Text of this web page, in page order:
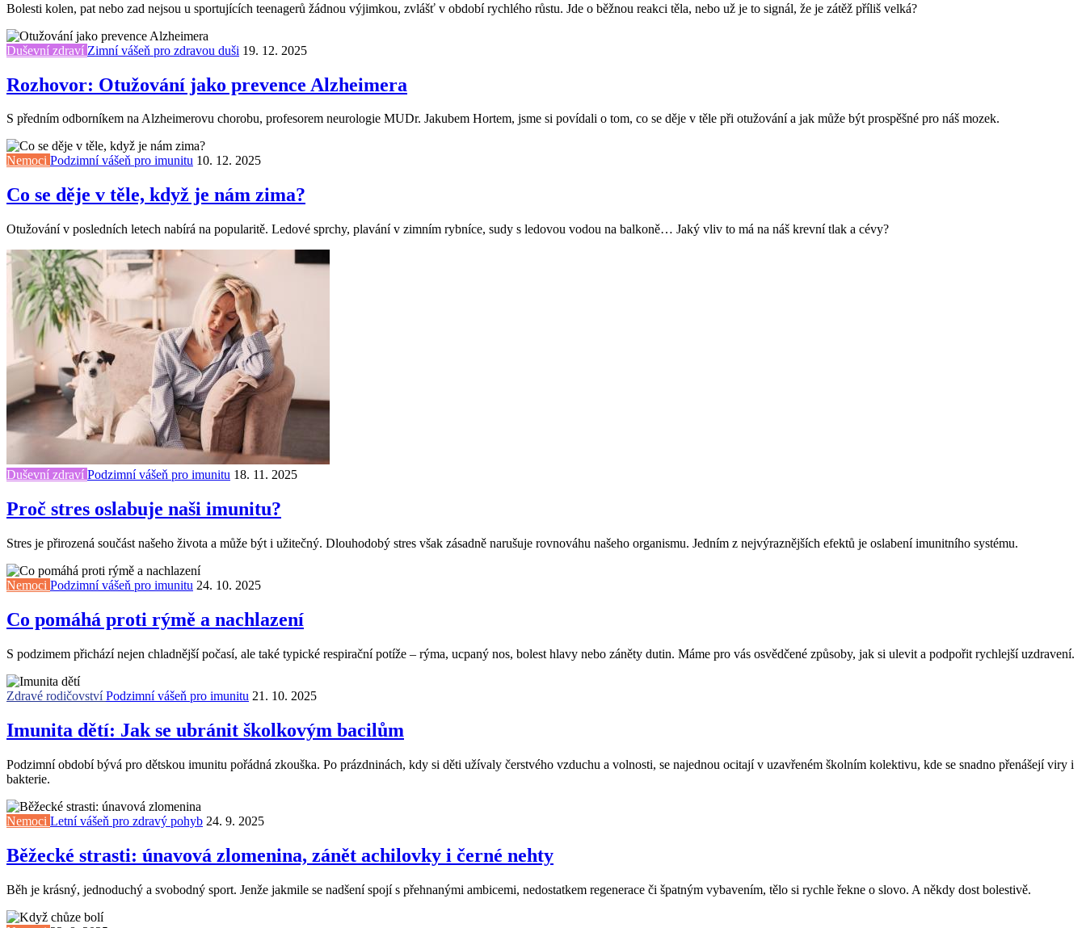
Bolesti kolen, pat nebo zad nejsou u sportujících teenagerů žádnou výjimkou, zvlášť v období rychlého růstu. Jde o běžnou reakci těla, nebo už je to signál, že je zátěž příliš velká?
Duševní zdraví Zimní vášeň pro zdravou duši 19. 12. 2025
Rozhovor: Otužování jako prevence Alzheimera
S předním odborníkem na Alzheimerovu chorobu, profesorem neurologie MUDr. Jakubem Hortem, jsme si povídali o tom, co se děje v těle při otužování a jak může být prospěšné pro náš mozek.
Nemoci Podzimní vášeň pro imunitu 10. 12. 2025
Co se děje v těle, když je nám zima?
Otužování v posledních letech nabírá na popularitě. Ledové sprchy, plavání v zimním rybníce, sudy s ledovou vodou na balkoně… Jaký vliv to má na náš krevní tlak a cévy?
Duševní zdraví Podzimní vášeň pro imunitu 18. 11. 2025
Proč stres oslabuje naši imunitu?
Stres je přirozená součást našeho života a může být i užitečný. Dlouhodobý stres však zásadně narušuje rovnováhu našeho organismu. Jedním z nejvýraznějších efektů je oslabení imunitního systému.
Nemoci Podzimní vášeň pro imunitu 24. 10. 2025
Co pomáhá proti rýmě a nachlazení
S podzimem přichází nejen chladnější počasí, ale také typické respirační potíže – rýma, ucpaný nos, bolest hlavy nebo záněty dutin. Máme pro vás osvědčené způsoby, jak si ulevit a podpořit rychlejší uzdravení.
Zdravé rodičovstvíPodzimní vášeň pro imunitu 21. 10. 2025
Imunita dětí: Jak se ubránit školkovým bacilům
Podzimní období bývá pro dětskou imunitu pořádná zkouška. Po prázdninách, kdy si děti užívaly čerstvého vzduchu a volnosti, se najednou ocitají v uzavřeném školním kolektivu, kde se snadno přenášejí viry i
bakterie.
Nemoci Letní vášeň pro zdravý pohyb 24. 9. 2025
Běžecké strasti: únavová zlomenina, zánět achilovky i černé nehty
Běh je krásný, jednoduchý a svobodný sport. Jenže jakmile se nadšení spojí s přehnanými ambicemi, nedostatkem regenerace či špatným vybavením, tělo si rychle řekne o slovo. A někdy dost bolestivě.